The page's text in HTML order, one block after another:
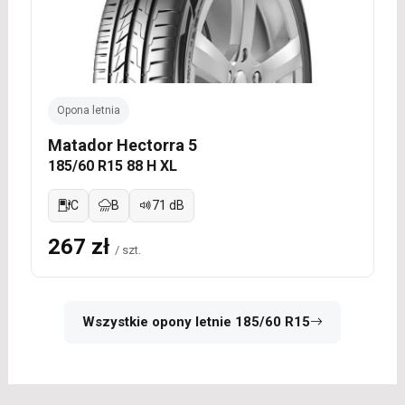
Opona letnia
Matador Hectorra 5
185/60 R15 88 H XL
C B 71 dB
267 zł / szt.
Wszystkie opony letnie 185/60 R15